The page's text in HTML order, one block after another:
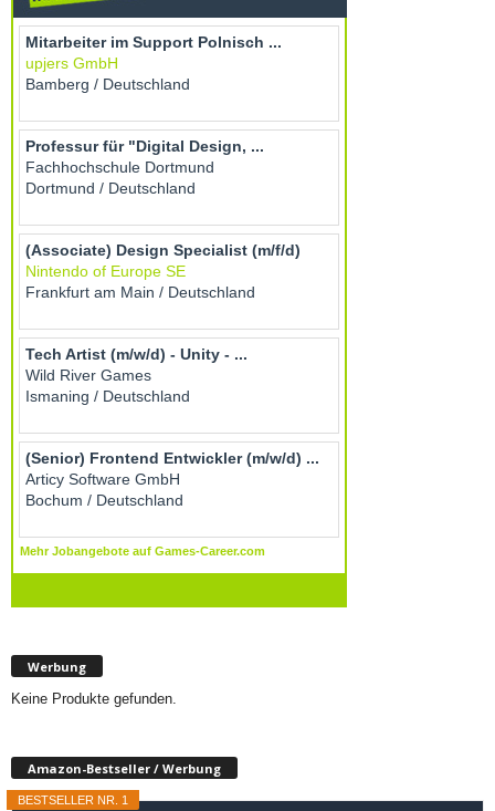
Werbung
Keine Produkte gefunden.
Amazon-Bestseller / Werbung
BESTSELLER NR. 1